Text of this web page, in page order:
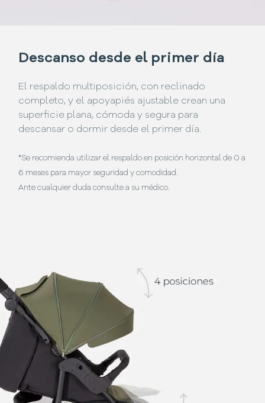
Descanso desde el primer día
El respaldo multiposición, con reclinado
completo, y el apoyapiés ajustable crean una
superficie plana, cómoda y segura para
descansar o dormir desde el primer día.
*Se recomienda utilizar el respaldo en posición horizontal de 0 a
6 meses para mayor seguridad y comodidad.
Ante cualquier duda consulte a su médico.